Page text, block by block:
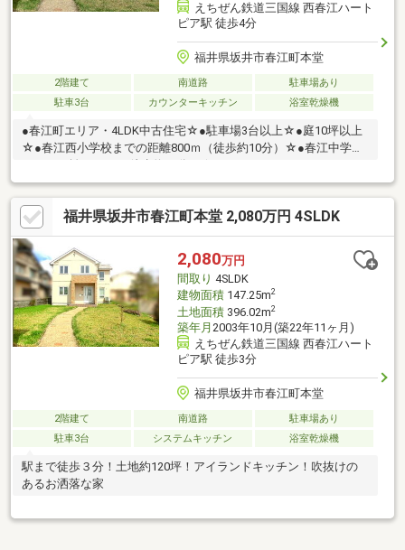
えちぜん鉄道三国線 西春江ハート
ピア駅 徒歩4分
福井県坂井市春江町本堂
2階建て 南道路
駐車場あり
駐車3台
カウンターキッチン 浴室乾燥機
●春江町エリア・4LDK中古住宅☆●駐車場3台以上☆●庭10坪以上
☆●春江西小学校までの距離800ｍ（徒歩約10分）☆●春江中学校
福井県坂井市春江町本堂 2,080万円 4SLDK
2,080万円
間取り 4SLDK
建物面積147.25m2
土地面積396.02m2
築年月 2003年10月(築22年11ヶ月)
えちぜん鉄道三国線 西春江ハート
ピア駅 徒歩3分
福井県坂井市春江町本堂
2階建て 南道路
駐車場あり
駐車3台
システムキッチン 浴室乾燥機
駅まで徒歩３分！土地約120坪！アイランドキッチン！吹抜けの
あるお洒落な家